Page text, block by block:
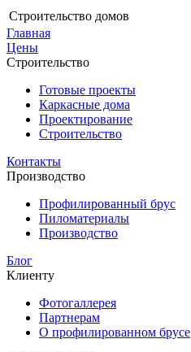
Строительство домов
Главная
Цены
Строительство
Готовые проекты
Каркасные дома
Проектирование
Строительство
Контакты
Производство
Профилированный брус
Пиломатериалы
Производство
Блог
Клиенту
Фотогаллерея
Партнерам
О профилированном брусе